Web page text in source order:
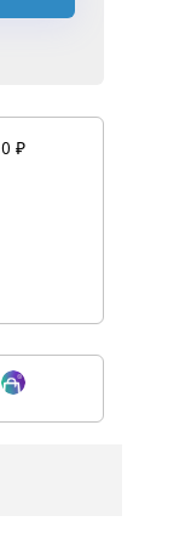
0 ₽